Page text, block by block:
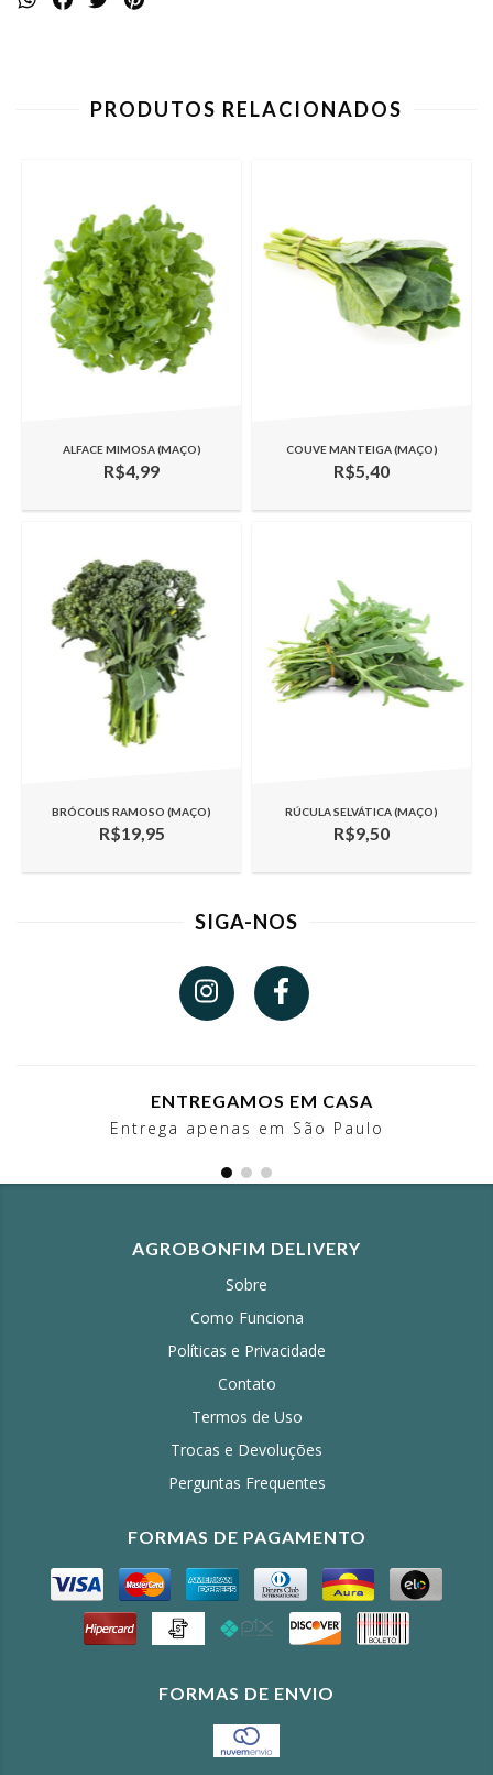
PRODUTOS RELACIONADOS
ALFACE MIMOSA (MAÇO)
R$4,99
COUVE MANTEIGA (MAÇO)
R$5,40
BRÓCOLIS RAMOSO (MAÇO)
R$19,95
RÚCULA SELVÁTICA (MAÇO)
R$9,50
SIGA-NOS
ENTREGAMOS EM CASA
Entrega apenas em São Paulo
AGROBONFIM DELIVERY
Sobre
Como Funciona
Políticas e Privacidade
Contato
Termos de Uso
Trocas e Devoluções
Perguntas Frequentes
FORMAS DE PAGAMENTO
FORMAS DE ENVIO